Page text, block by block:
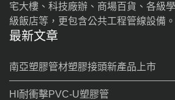
宅大樓、科技廠辦、商場百貨、各級
級飯店等，更包含公共工程管線設備。
最新文章
南亞塑膠管材塑膠接頭新產品上市
HI耐衝擊PVC-U塑膠管